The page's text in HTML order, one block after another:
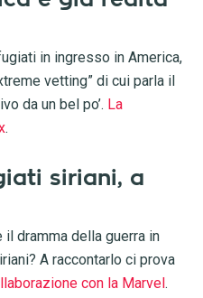
in ingresso in America,
vetting” di cui parla il
da un bel po’. La
.
siriani, a
dramma della guerra in
A raccontarlo ci prova
con la Marvel.